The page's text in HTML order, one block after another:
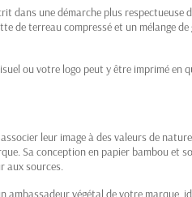
une démarche plus respectueuse
terreau compressé et un mélange
ou votre logo peut y être imprimé
leur image à des valeurs de
Sa conception en papier bambou et
aux sources.
végétal de votre marque,